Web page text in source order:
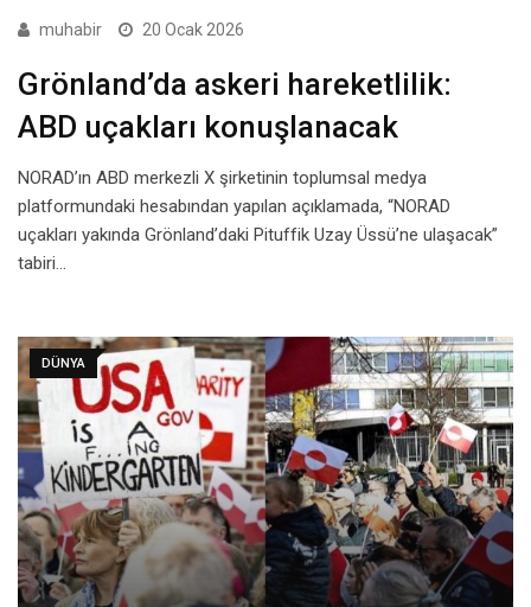
muhabir 20 Ocak 2026
Grönland’da askeri hareketlilik:
ABD uçakları konuşlanacak
NORAD’ın ABD merkezli X şirketinin toplumsal medya
platformundaki hesabından yapılan açıklamada, “NORAD
uçakları yakında Grönland’daki Pituffik Uzay Üssü’ne ulaşacak”
tabiri…
DÜNYA